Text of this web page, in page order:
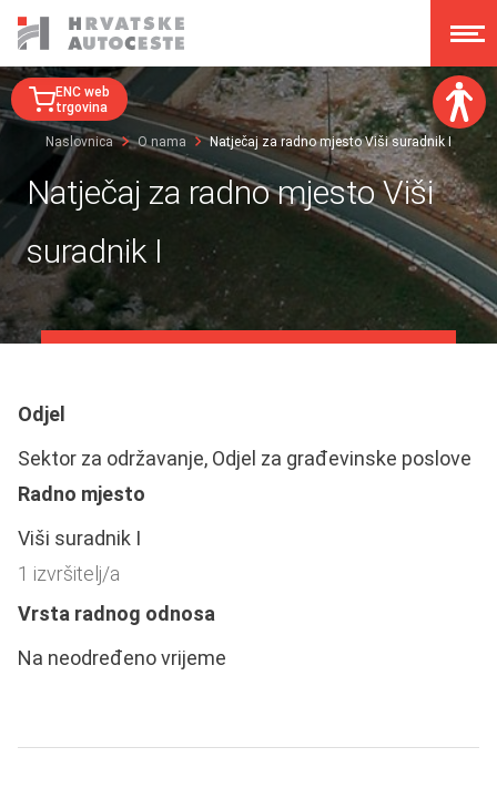
Veličina fonta:
A A A A
Disleksija:
ENC web
trgovina
Naslovnica O nama Natječaj za radno mjesto Viši suradnik I
Natječaj za radno mjesto Viši
suradnik I
Odjel
Sektor za održavanje, Odjel za građevinske poslove
Radno mjesto
Viši suradnik I
1 izvršitelj/a
Vrsta radnog odnosa
Na neodređeno vrijeme